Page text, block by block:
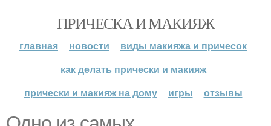
ПРИЧЕСКА И МАКИЯЖ
главная новости
виды макияжа и причесок
как делать прически и макияж
прически и макияж на дому
игры отзывы